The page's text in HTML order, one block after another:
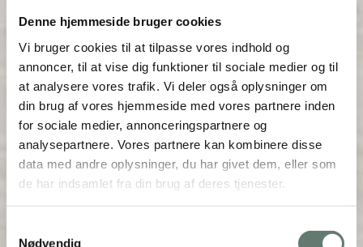
Denne hjemmeside bruger cookies
Vi bruger cookies til at tilpasse vores indhold og
annoncer, til at vise dig funktioner til sociale medier og til
at analysere vores trafik. Vi deler også oplysninger om
din brug af vores hjemmeside med vores partnere inden
for sociale medier, annonceringspartnere og
analysepartnere. Vores partnere kan kombinere disse
data med andre oplysninger, du har givet dem, eller som
de har indsamlet fra din brug af deres tjenester.
Nødvendig